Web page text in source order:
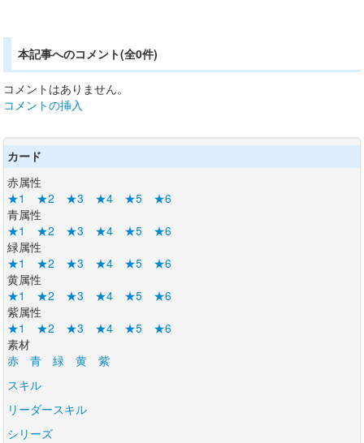
本記事へのコメント(全0件)
コメントはありません。
コメントの挿入
カード
赤属性
★1
★2 ★3 ★4 ★5
★6
青属性
★1
★2 ★3 ★4 ★5
★6
緑属性
★1
★2 ★3 ★4 ★5
★6
黄属性
★1
★2 ★3 ★4 ★5
★6
紫属性
★1
★2 ★3 ★4 ★5
★6
素材
赤
青 緑 黄
紫
スキル
リーダースキル
シリーズ